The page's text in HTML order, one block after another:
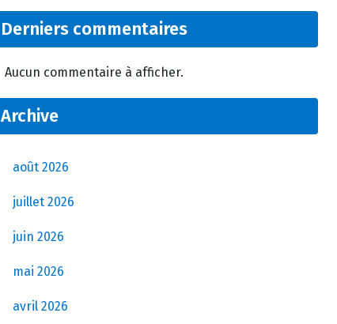
Derniers commentaires
Aucun commentaire à afficher.
Archive
août 2026
juillet 2026
juin 2026
mai 2026
avril 2026